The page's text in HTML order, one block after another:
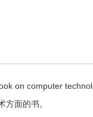
样例：
on computer
方面的书。